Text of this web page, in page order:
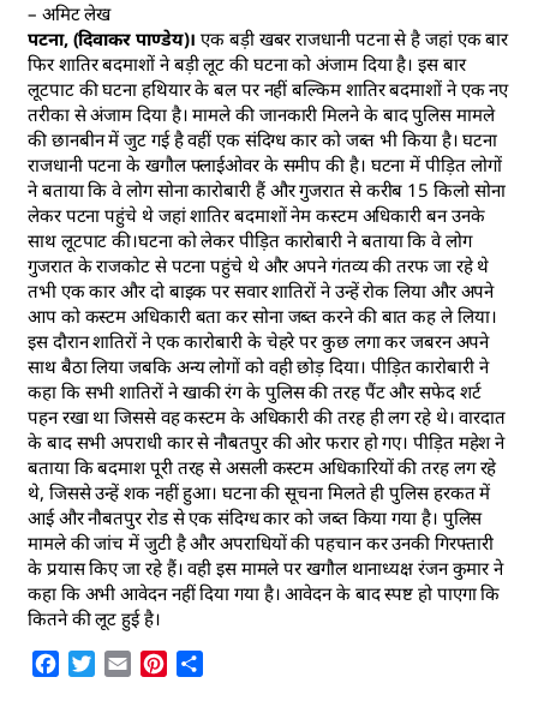
– अमिट लेख
पटना, (दिवाकर पाण्डेय)। एक बड़ी खबर राजधानी पटना से है जहां एक बार
फिर शातिर बदमाशों ने बड़ी लूट की घटना को अंजाम दिया है। इस बार
लूटपाट की घटना हथियार के बल पर नहीं बल्किम शातिर बदमाशों ने एक नए
तरीका से अंजाम दिया है। मामले की जानकारी मिलने के बाद पुलिस मामले
की छानबीन में जुट गई है वहीं एक संदिग्ध कार को जब्त भी किया है। घटना
राजधानी पटना के खगौल फ्लाईओवर के समीप की है। घटना में पीड़ित लोगों
ने बताया कि वे लोग सोना कारोबारी हैं और गुजरात से करीब 15 किलो सोना
लेकर पटना पहुंचे थे जहां शातिर बदमाशों नेम कस्टम अधिकारी बन उनके
साथ लूटपाट की।घटना को लेकर पीड़ित कारोबारी ने बताया कि वे लोग
गुजरात के राजकोट से पटना पहुंचे थे और अपने गंतव्य की तरफ जा रहे थे
तभी एक कार और दो बाइक पर सवार शातिरों ने उन्हें रोक लिया और अपने
आप को कस्टम अधिकारी बता कर सोना जब्त करने की बात कह ले लिया।
इस दौरान शातिरों ने एक कारोबारी के चेहरे पर कुछ लगा कर जबरन अपने
साथ बैठा लिया जबकि अन्य लोगों को वही छोड़ दिया। पीड़ित कारोबारी ने
कहा कि सभी शातिरों ने खाकी रंग के पुलिस की तरह पैंट और सफेद शर्ट
पहन रखा था जिससे वह कस्टम के अधिकारी की तरह ही लग रहे थे। वारदात
के बाद सभी अपराधी कार से नौबतपुर की ओर फरार हो गए। पीड़ित महेश ने
बताया कि बदमाश पूरी तरह से असली कस्टम अधिकारियों की तरह लग रहे
थे, जिससे उन्हें शक नहीं हुआ। घटना की सूचना मिलते ही पुलिस हरकत में
आई और नौबतपुर रोड से एक संदिग्ध कार को जब्त किया गया है। पुलिस
मामले की जांच में जुटी है और अपराधियों की पहचान कर उनकी गिरफ्तारी
के प्रयास किए जा रहे हैं। वही इस मामले पर खगौल थानाध्यक्ष रंजन कुमार ने
कहा कि अभी आवेदन नहीं दिया गया है। आवेदन के बाद स्पष्ट हो पाएगा कि
कितने की लूट हुई है।
Facebook
Twitter
Email Pinterest